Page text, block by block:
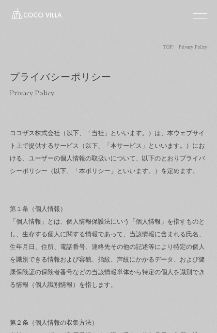
TOP Privacy Policy
プライバシーポリシー
Privacy Policy
ココザス株式会社（以下、「当社」といいます。）は、本ウェブサイ
ト上で提供するサービス（以下、「本サービス」といいます。）にお
ける、ユーザーの個人情報の取扱いについて、以下のとおりプライバ
シーポリシー（以下、「本ポリシー」といいます。）を定めます。
第１条（個人情報）
「個人情報」とは、個人情報保護法にいう「個人情報」を指すものと
し、生存する個人に関する情報であって、当該情報に含まれる氏名、
生年月日、住所、電話番号、連絡先その他の記述等により特定の個人
を識別できる情報および容貌、指紋、声紋にかかるデータ、および健
康保険証の保険者番号などの当該情報単体から特定の個人を識別でき
る情報（個人識別情報）を指します。
第２条（個人情報の収集方法）